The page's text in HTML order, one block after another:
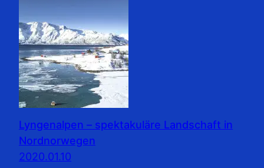
Lyngenalpen – spektakuläre Landschaft in
Nordnorwegen
2020.01.10